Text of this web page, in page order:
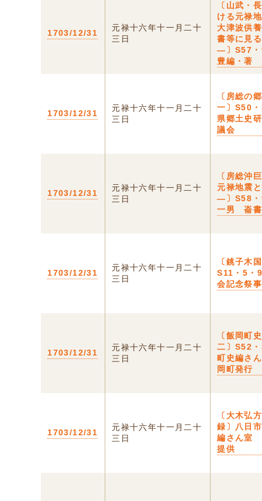
1703/12/31
元禄十六年十一月二十
三日
〔山武・
ける元禄
大津波供
書等に見
―〕S57・
豊編・著
1703/12/31
元禄十六年十一月二十
三日
〔房総の
一〕S50
県郷土史
議会
1703/12/31
元禄十六年十一月二十
三日
〔房総沖
元禄地震
―〕S58・
一男 崙
1703/12/31
元禄十六年十一月二十
三日
〔銚子木
S11・5・
会記念祭
1703/12/31
元禄十六年十一月二十
三日
〔飯岡町
二〕S52
町史編さ
岡町発行
1703/12/31
元禄十六年十一月二十
三日
〔大木弘
録〕八日
編さん室
提供